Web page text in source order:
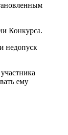
Конкурса.
недопуск
ему